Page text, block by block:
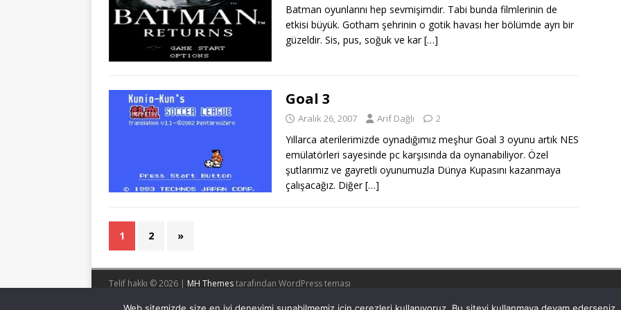
Batman oyunlarını hep sevmişimdir. Tabi bunda filmlerinin de
etkisi büyük. Gotham şehrinin o gotik havası her bölümde ayrı bir
güzeldir. Sis, pus, soğuk ve kar[…]
Goal 3
Aralık 26, 2007 Arif Dağlı 2
Yıllarca aterilerimizde oynadığımız meşhur Goal 3 oyunu artık NES
emülatörleri sayesinde pc karşısında da oynanabiliyor. Özel
şutlarımız ve gayretli oyunumuzla Dünya Kupasını kazanmaya
çalışacağız. Diğer[…]
1 2 »
Telif hakkı © 2026 | MH Themestarafından WordPress teması